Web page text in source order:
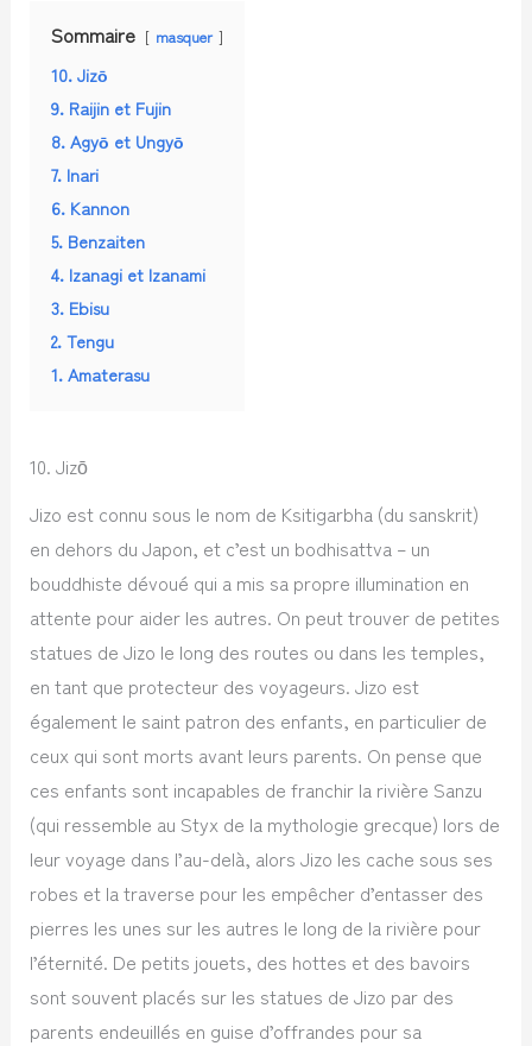
Sommaire masquer
10. Jizō
9. Raijin et Fujin
8. Agyō et Ungyō
7. Inari
6. Kannon
5. Benzaiten
4. Izanagi et Izanami
3. Ebisu
2. Tengu
1. Amaterasu
10. Jizō
Jizo est connu sous le nom de Ksitigarbha (du sanskrit)
en dehors du Japon, et c’est un bodhisattva – un
bouddhiste dévoué qui a mis sa propre illumination en
attente pour aider les autres. On peut trouver de petites
statues de Jizo le long des routes ou dans les temples,
en tant que protecteur des voyageurs. Jizo est
également le saint patron des enfants, en particulier de
ceux qui sont morts avant leurs parents. On pense que
ces enfants sont incapables de franchir la rivière Sanzu
(qui ressemble au Styx de la mythologie grecque) lors de
leur voyage dans l’au-delà, alors Jizo les cache sous ses
robes et la traverse pour les empêcher d’entasser des
pierres les unes sur les autres le long de la rivière pour
l’éternité. De petits jouets, des hottes et des bavoirs
sont souvent placés sur les statues de Jizo par des
parents endeuillés en guise d’offrandes pour sa